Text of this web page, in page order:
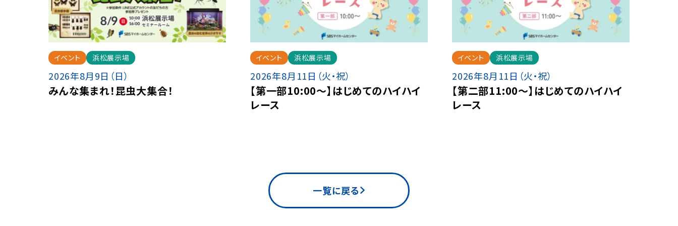
イベント 浜松展示場
2026年8月9日（日）
みんな集まれ！昆虫大集合！
イベント 浜松展示場
2026年8月11日（火・祝）
【第一部10:00～】はじめてのハイハイ
レース
イベント 浜松展示場
2026年8月11日（火・祝）
【第二部11:00～】はじめてのハイハイ
レース
一覧に戻る